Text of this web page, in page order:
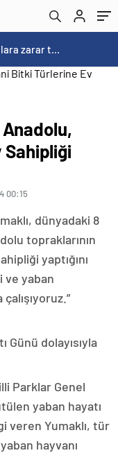
Cristiano Ronaldo’nun akıllara zarar tüm kariyerinin istatistiğini çıkardık !
Anadolu,
Sahipliği
00:15
dünyadaki 8
topraklarının
yaptığını
ve yaban
Günü dolayısıyla
Parklar Genel
yaban hayatı
veren Yumaklı, tür
hayvanı